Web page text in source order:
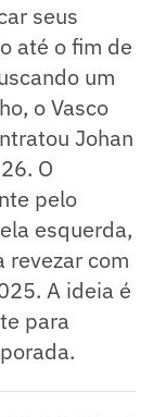
seus
até o fim de
um
o Vasco
Johan
O
pelo
esquerda,
revezar com
A ideia é
para